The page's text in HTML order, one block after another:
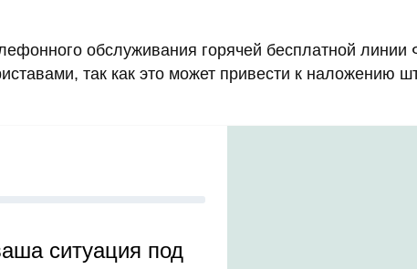
обслуживания горячей бесплатной
так как это может привести к наложению